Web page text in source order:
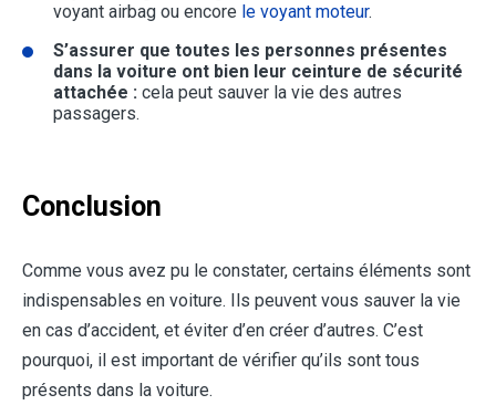
voyant airbag ou encore le voyant moteur.
S’assurer que toutes les personnes présentes
dans la voiture ont bien leur ceinture de sécurité
attachée : cela peut sauver la vie des autres
passagers.
Conclusion
Comme vous avez pu le constater, certains éléments sont
indispensables en voiture. Ils peuvent vous sauver la vie
en cas d’accident, et éviter d’en créer d’autres. C’est
pourquoi, il est important de vérifier qu’ils sont tous
présents dans la voiture.